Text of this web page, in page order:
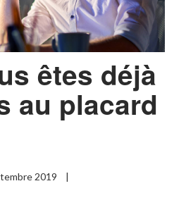
êtes déjà
au placard
2019